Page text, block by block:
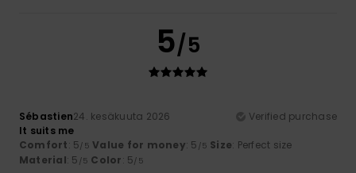
5/5
Sébastien24. kesäkuuta 2026
Verified purchase
It suits me
Comfort: 5/5 Value for money: 5 /5 Size: Perfect size
Material: 5 /5 Color: 5/5